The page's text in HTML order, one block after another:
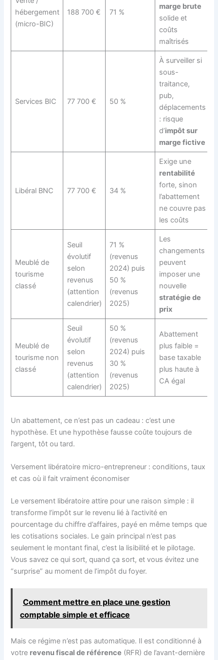
hébergement
(micro-BIC)
188 700 € 71 %
marge brute
solide et
coûts
maîtrisés
Services BIC 77 700 € 50 %
À surveiller si
sous-
traitance,
pub,
déplacements
: risque
d’impôt sur
marge fictive
Libéral BNC 77 700 € 34 %
Exige une
rentabilité
forte, sinon
l’abattement
ne couvre pas
les coûts
Meublé de
tourisme
classé
Seuil
évolutif
selon
revenus
(attention
calendrier)
71 %
(revenus
2024) puis
50 %
(revenus
2025)
Les
changements
peuvent
imposer une
nouvelle
stratégie de
prix
Meublé de
tourisme non
classé
Seuil
évolutif
selon
revenus
(attention
calendrier)
50 %
(revenus
2024) puis
30 %
(revenus
2025)
Abattement
plus faible =
base taxable
plus haute à
CA égal
Un abattement, ce n’est pas un cadeau : c’est une
hypothèse. Et une hypothèse fausse coûte toujours de
l’argent, tôt ou tard.
Versement libératoire micro-entrepreneur : conditions, taux
et cas où il fait vraiment économiser
Le versement libératoire attire pour une raison simple : il
transforme l’impôt sur le revenu lié à l’activité en
pourcentage du chiffre d’affaires, payé en même temps que
les cotisations sociales. Le gain principal n’est pas
seulement le montant final, c’est la lisibilité et le pilotage.
Vous savez ce qui sort, quand ça sort, et vous évitez une
“surprise” au moment de l’impôt du foyer.
Comment mettre en place une gestion
comptable simple et efficace
Mais ce régime n’est pas automatique. Il est conditionné à
votre revenu fiscal de référence (RFR) de l’avant-dernière